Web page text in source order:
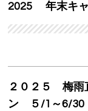
SALON
MENU
VOICE
2025 年末キ
２０２５ 梅
ン ５/1～6/30